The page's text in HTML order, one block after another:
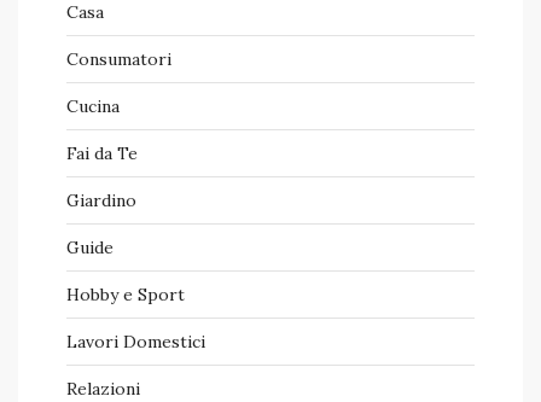
Casa
Consumatori
Cucina
Fai da Te
Giardino
Guide
Hobby e Sport
Lavori Domestici
Relazioni